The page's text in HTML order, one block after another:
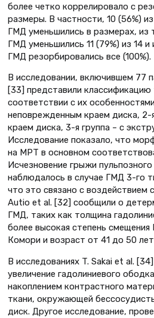
более четко коррелировало с
размеры. В частности, 10 (56%)
ГМД уменьшились в размерах, из
ГМД уменьшились 11 (79%) из 14
ГМД резорбировались все (100%).
В исследовании, включившем 77
[33] представили классификацию
соответствии с их
неповрежденным краем диска,
краем диска, 3-я группа – с
Исследование показало, что
на МРТ в основном
Исчезновение грыжи
наблюдалось в случае ГМД 3-го
что это связано с воздействием
Autio et al. [32] сообщили о
ГМД, таких как толщина
более высокая степень
Комори и возраст от 41 до 50
В исследованиях T. Sakai et al.
увеличение гадолиниевого
накоплением контрастного
ткани, окружающей
диск. Другое исследование,